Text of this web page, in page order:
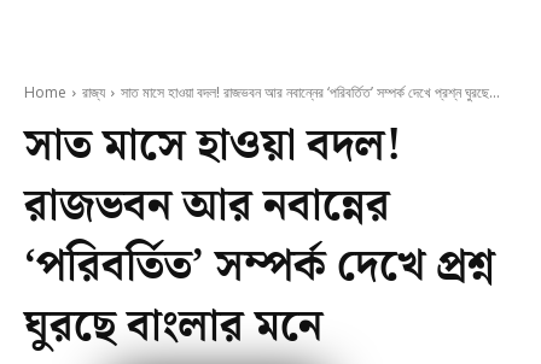
Home রাজ্য সাত মাসে হাওয়া বদল! রাজভবন আর নবান্নের ‘পরিবর্তিত’ সম্পর্ক দেখে প্রশ্ন ঘুরছে...
সাত মাসে হাওয়া বদল!
রাজভবন আর নবান্নের
‘পরিবর্তিত’ সম্পর্ক দেখে প্রশ্ন
ঘুরছে বাংলার মনে